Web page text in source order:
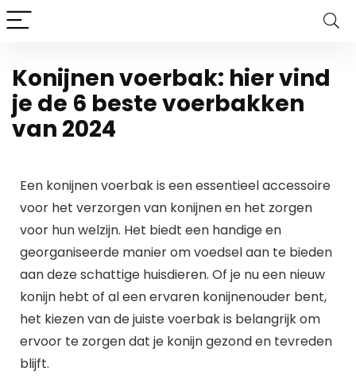
Konijnen voerbak: hier vind
je de 6 beste voerbakken
van 2024
Een konijnen voerbak is een essentieel accessoire
voor het verzorgen van konijnen en het zorgen
voor hun welzijn. Het biedt een handige en
georganiseerde manier om voedsel aan te bieden
aan deze schattige huisdieren. Of je nu een nieuw
konijn hebt of al een ervaren konijnenouder bent,
het kiezen van de juiste voerbak is belangrijk om
ervoor te zorgen dat je konijn gezond en tevreden
blijft.